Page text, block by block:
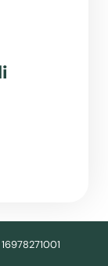
16978271001